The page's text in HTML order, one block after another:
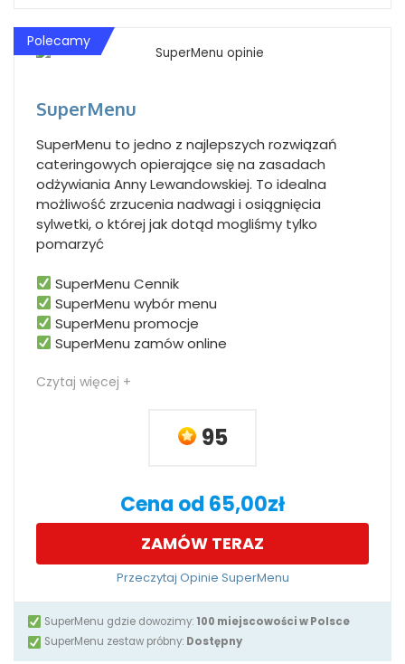
Polecamy
SuperMenu
SuperMenu to jedno z najlepszych rozwiązań
cateringowych opierające się na zasadach
odżywiania Anny Lewandowskiej. To idealna
możliwość zrzucenia nadwagi i osiągnięcia
sylwetki, o której jak dotąd mogliśmy tylko
pomarzyć
SuperMenu Cennik
SuperMenu wybór menu
SuperMenu promocje
SuperMenu zamów online
Czytaj więcej +
95
Cena od 65,00zł
ZAMÓW TERAZ
Przeczytaj Opinie SuperMenu
SuperMenu gdzie dowozimy: 100 miejscowości w Polsce
SuperMenu zestaw próbny: Dostępny